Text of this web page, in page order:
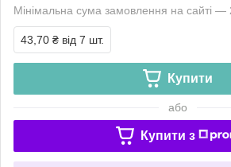
Мінімальна сума замовлення на сайті —
43,70 ₴ від 7 шт.
Купити
або
Купити з